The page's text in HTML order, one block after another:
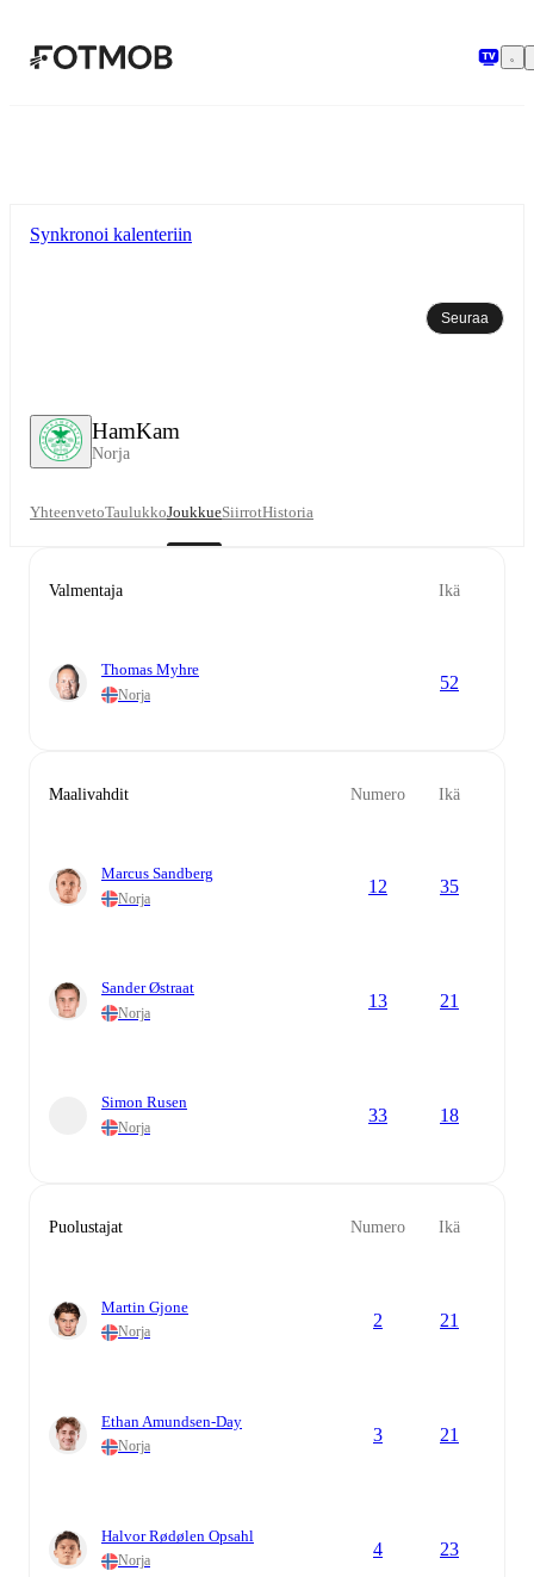
HamKam
Norja
Synkronoi kalenteriin
Seuraa
YhteenvetoTaulukkoJoukkueSiirrotHistoria
Valmentaja Ikä
Thomas Myhre
Norja
52
Maalivahdit Numero Ikä
Marcus Sandberg
Norja
12 35
Sander Østraat
Norja
13 21
Simon Rusen
Norja
33 18
Puolustajat Numero Ikä
Martin Gjone
Norja
2 21
Ethan Amundsen-Day
Norja
3 21
Halvor Rødølen Opsahl
Norja
4 23